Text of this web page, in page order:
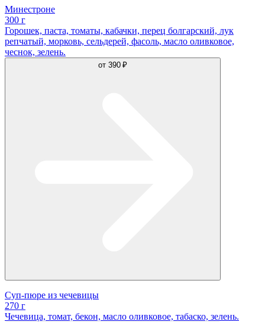
Минестроне
300 г
Горошек, паста, томаты, кабачки, перец болгарский, лук
репчатый, морковь, сельдерей, фасоль, масло оливковое,
чеснок, зелень.
от 390 ₽
Суп-пюре из чечевицы
270 г
Чечевица, томат, бекон, масло оливковое, табаско, зелень.